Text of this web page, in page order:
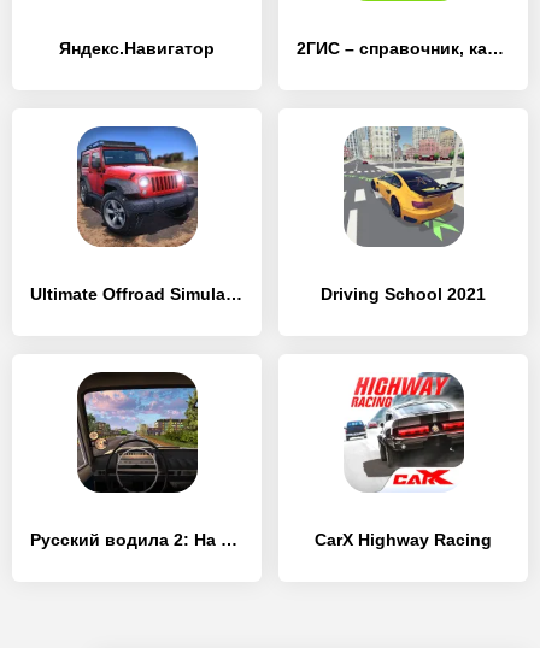
Яндекс.Навигатор 2ГИС – справочник, карта и навигатор без интернета
Ultimate Offroad Simulator Driving School 2021
Русский водила 2: На Байкал CarX Highway Racing